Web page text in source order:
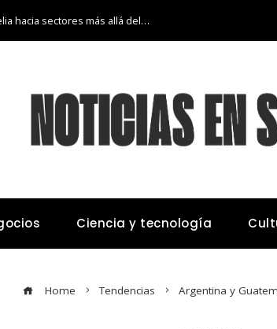
La transición económica de Argelia hacia sectores más allá del petróleo y gas
Ciencia y tecnología
Home Tendencias Argentina y